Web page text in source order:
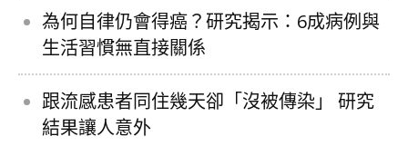
為何自律仍會得癌？研究揭示：6成病例與
生活習慣無直接關係
跟流感患者同住幾天卻「沒被傳染」 研究
結果讓人意外